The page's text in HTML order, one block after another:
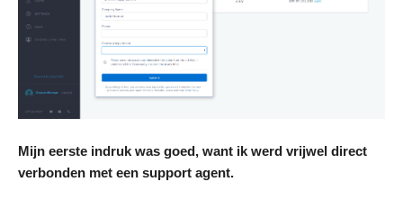
Mijn eerste indruk was goed, want ik werd vrijwel direct
verbonden met een support agent.